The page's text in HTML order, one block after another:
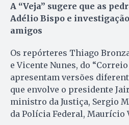
A “Veja” sugere que as
Adélio Bispo e
amigos
Os repórteres Thiago
e Vicente Nunes, do
apresentam versões
que envolve o presidente
ministro da Justiça, Sergio
da Polícia Federal, Maurício